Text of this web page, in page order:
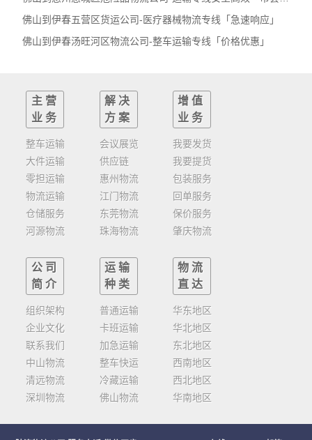
佛山到伊春五营区货运公司-医疗器械物流专线「急速响应」
佛山到伊春汤旺河区物流公司-整车运输专线「价格优惠」
主营
业务
整车运输
大件运输
零担运输
物流运输
仓储服务
河源物流
解决
方案
会议展览
供应链
惠州物流
江门物流
东莞物流
珠海物流
增值
业务
我要发货
我要提货
包装服务
回单服务
保价服务
肇庆物流
公司
简介
组织架构
企业文化
联系我们
中山物流
清远物流
深圳物流
运输
种类
普通运输
卡班运输
加急运输
整车快运
冷藏运输
佛山物流
物流
直达
华东地区
华北地区
东北地区
西南地区
西北地区
华南地区